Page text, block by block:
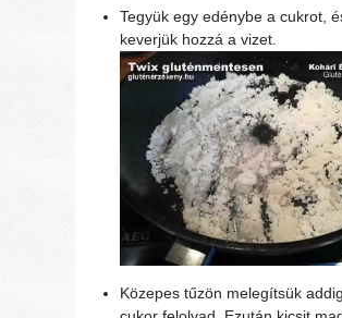
Tegyük egy edénybe a cukrot,
keverjük hozzá a vizet.
Közepes tűzön melegítsük